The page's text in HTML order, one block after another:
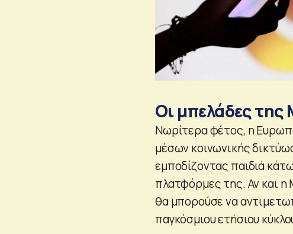
Οι μπελάδες της
Νωρίτερα φέτος, η
μέσων κοινωνικής
εμποδίζοντας παιδιά
πλατφόρμες της. Αν και
θα μπορούσε να
παγκόσμιου ετήσιου